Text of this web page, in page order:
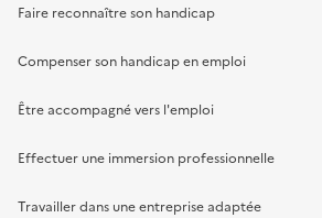
Faire reconnaître son handicap
Compenser son handicap en emploi
Être accompagné vers l'emploi
Effectuer une immersion professionnelle
Travailler dans une entreprise adaptée